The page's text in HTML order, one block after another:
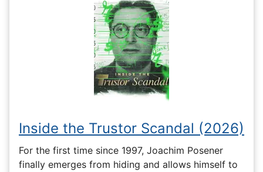
Inside the Trustor Scandal (2026)
For the first time since 1997, Joachim Posener
finally emerges from hiding and allows himself to